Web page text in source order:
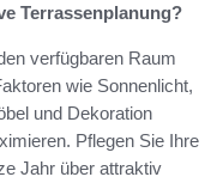
Terrassenplanung?
verfügbaren Raum
wie Sonnenlicht,
und Dekoration
Pflegen Sie Ihre
Jahr über attraktiv